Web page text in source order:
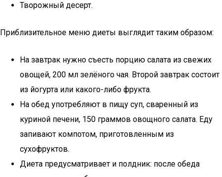
Творожный десерт.
Приблизительное меню диеты выглядит таким образом:
На завтрак нужно съесть порцию салата из свежих
овощей, 200 мл зелёного чая. Второй завтрак состоит
из йогурта или какого-либо фрукта.
На обед употребляют в пищу суп, сваренный из
куриной печени, 150 граммов овощного салата. Еду
запивают компотом, приготовленным из
сухофруктов.
Диета предусматривает и полдник: после обеда